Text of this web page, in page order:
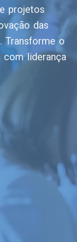
projetos
das
Transforme o
com liderança